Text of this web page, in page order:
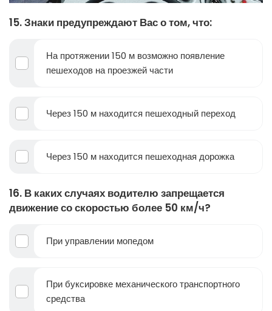
15. Знаки предупреждают Вас о том, что:
На протяжении 150 м возможно появление
пешеходов на проезжей части
Через 150 м находится пешеходный переход
Через 150 м находится пешеходная дорожка
16. В каких случаях водителю запрещается
движение со скоростью более 50 км/ч?
При управлении мопедом
При буксировке механического транспортного
средства